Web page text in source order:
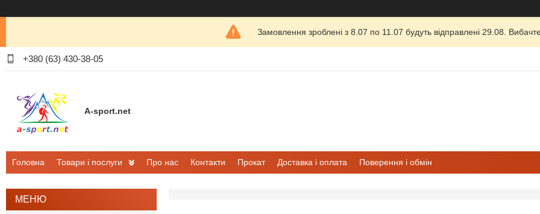
Замовлення зроблені з 8.07 по 11.07 будуть відправлені 29.08.
+380 (63) 430-38-05
A-sport.net
Головна Товари і послуги Про нас Контакти Прокат Доставка і оплата Поверення і обмін